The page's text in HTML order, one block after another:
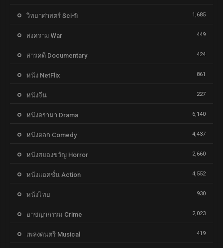
วิทยาศาสตร์ Sci-fi 1,685
สงคราม War 449
สารคดี Documentary 424
หนัง NetFlix 861
หนังจีน 227
หนังดราม่า Drama 6,140
หนังตลก Comedy 4,437
หนังสยองขวัญ Horror 2,660
หนังแอคชั่น Action 4,552
หนังไทย 930
อาชญากรรม Crime 2,023
เพลงดนตรี Musical 419